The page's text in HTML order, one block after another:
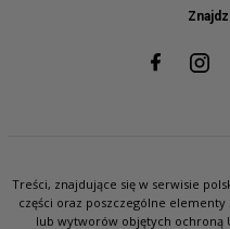
Treści, znajdujące się w serwisie
części oraz poszczególne
lub wytworów objętych ochroną